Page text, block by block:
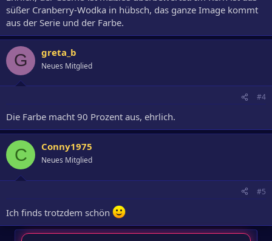
süßer Cranberry-Wodka in hübsch, das ganze Image kommt
aus der Serie und der Farbe.
G greta_b
Neues Mitglied
#4
Die Farbe macht 90 Prozent aus, ehrlich.
C Conny1975
Neues Mitglied
#5
Ich finds trotzdem schön